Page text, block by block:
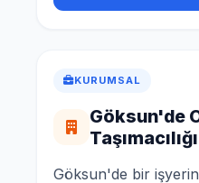
KURUMSAL
Göksun'de
Taşımacılığı
Göksun'de bir